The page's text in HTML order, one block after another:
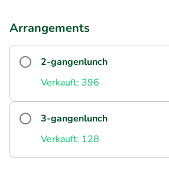
Arrangements
2-gangenlunch
Verkauft: 396
3-gangenlunch
Verkauft: 128